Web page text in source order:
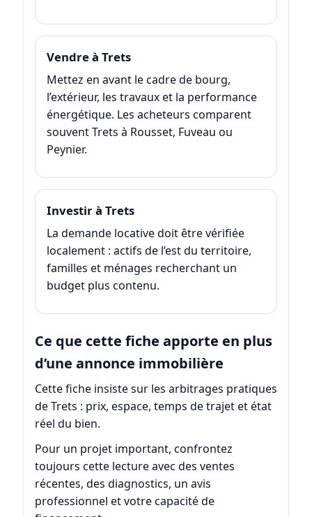
Vendre à Trets
Mettez en avant le cadre de bourg,
l’extérieur, les travaux et la performance
énergétique. Les acheteurs comparent
souvent Trets à Rousset, Fuveau ou
Peynier.
Investir à Trets
La demande locative doit être vérifiée
localement : actifs de l’est du territoire,
familles et ménages recherchant un
budget plus contenu.
Ce que cette fiche apporte en plus
d’une annonce immobilière
Cette fiche insiste sur les arbitrages pratiques
de Trets : prix, espace, temps de trajet et état
réel du bien.
Pour un projet important, confrontez
toujours cette lecture avec des ventes
récentes, des diagnostics, un avis
professionnel et votre capacité de